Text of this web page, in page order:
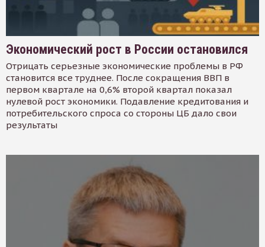
Экономический рост в России остановился
Отрицать серьезные экономические проблемы в РФ
становится все труднее. После сокращения ВВП в
первом квартале на 0,6% второй квартал показал
нулевой рост экономики. Подавление кредитования и
потребительского спроса со стороны ЦБ дало свои
результаты